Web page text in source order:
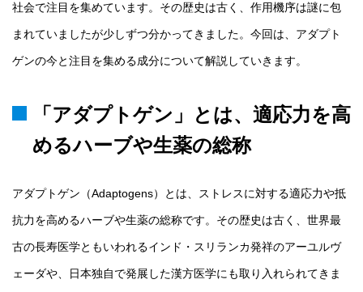
社会で注目を集めています。その歴史は古く、作用機序は謎に包
まれていましたが少しずつ分かってきました。今回は、アダプト
ゲンの今と注目を集める成分について解説していきます。
「アダプトゲン」とは、適応力を高
めるハーブや生薬の総称
アダプトゲン（Adaptogens）とは、ストレスに対する適応力や抵
抗力を高めるハーブや生薬の総称です。その歴史は古く、世界最
古の長寿医学ともいわれるインド・スリランカ発祥のアーユルヴ
ェーダや、日本独自で発展した漢方医学にも取り入れられてきま